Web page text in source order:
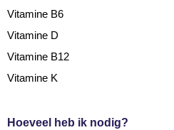
Vitamine B6
Vitamine D
Vitamine B12
Vitamine K
Hoeveel heb ik nodig?